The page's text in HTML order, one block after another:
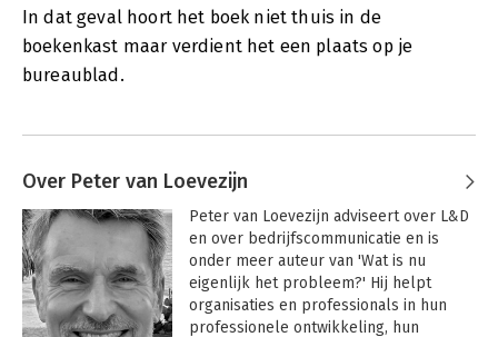
In dat geval hoort het boek niet thuis in de
boekenkast maar verdient het een plaats op je
bureaublad.
Over Peter van Loevezijn
Peter van Loevezijn adviseert over L&D
en over bedrijfscommunicatie en is
onder meer auteur van 'Wat is nu
eigenlijk het probleem?' Hij helpt
organisaties en professionals in hun
professionele ontwikkeling, hun